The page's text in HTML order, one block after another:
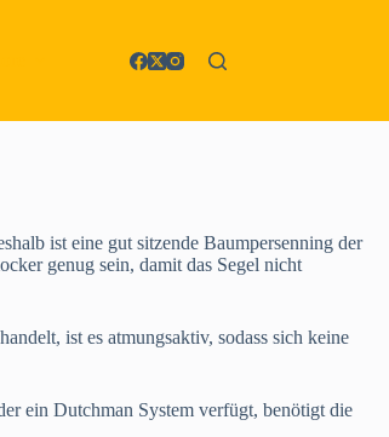
ist eine gut sitzende Baumpersenning der
genug sein, damit das Segel nicht
ist es atmungsaktiv, sodass sich keine
ein Dutchman System verfügt, benötigt die